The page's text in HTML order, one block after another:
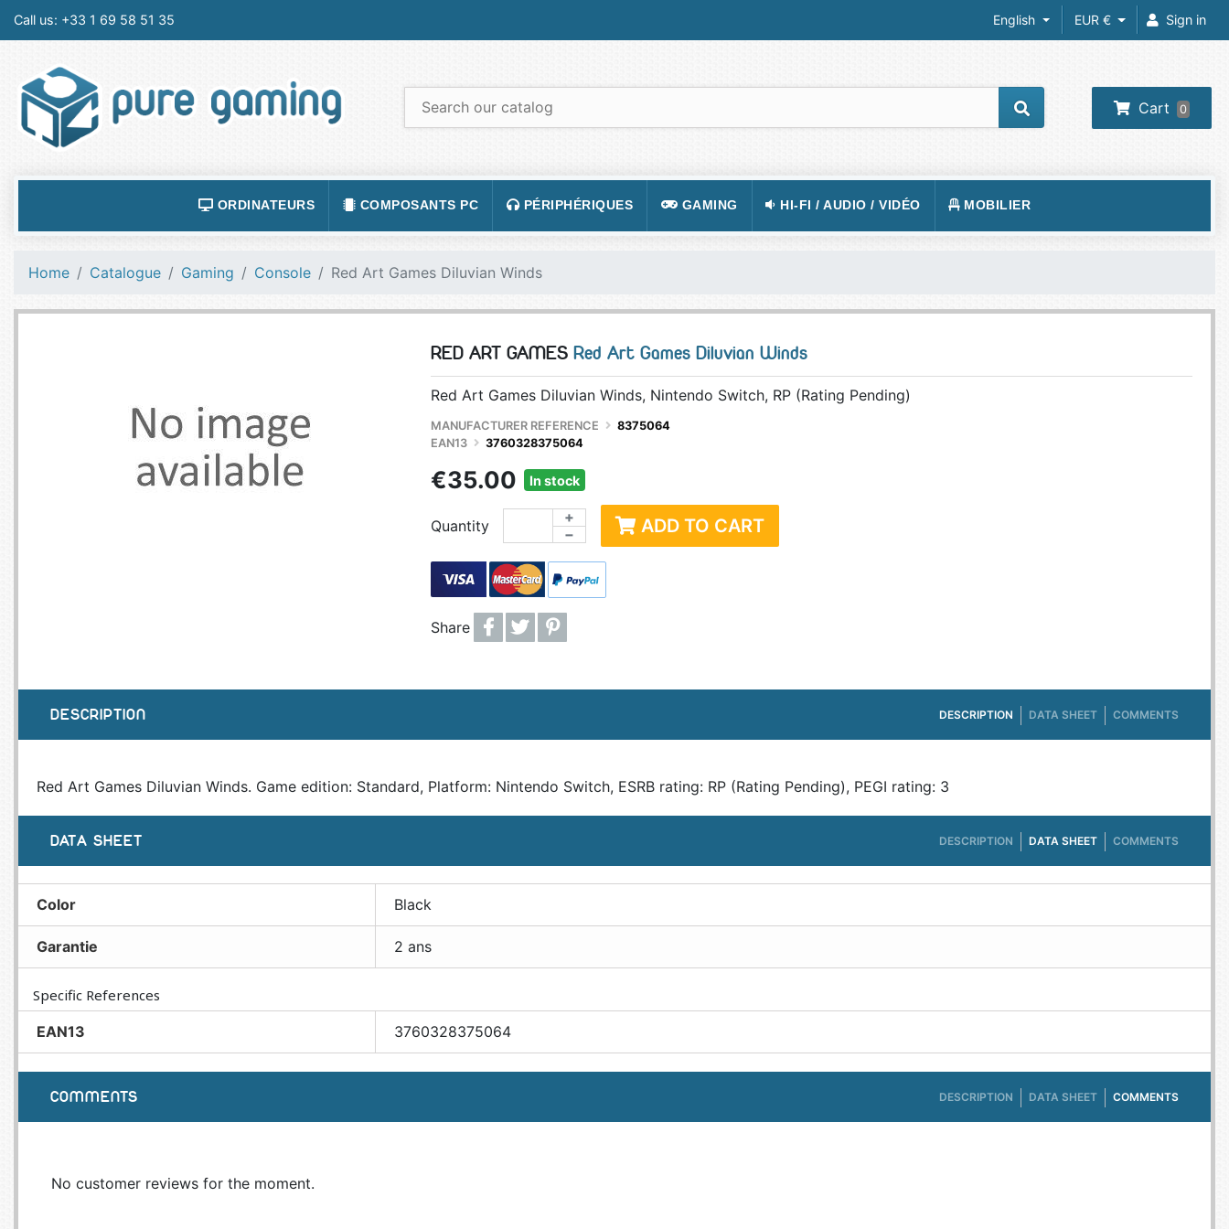
Call us: +33 1 69 58 51 35 English EUR € Sign in
Cart 0
ORDINATEURS
ACCESSOIRES ORDINATEURS PORTABLES
SERVEURS
BAGAGERIE
COMPOSANTS PC
ALIMENTATION
CARTE MÈRE
CARTE SON
CONNECTIQUES
DISQUE DUR
REFROIDISSEMENT WATERCOOLING
PÉRIPHÉRIQUES
CLAVIER
TAPIS DE SOURIS
ÉCRAN
ENCEINTES / HAUTS-PARLEURS
ACCESSOIRES STREAMING
WEBCAM
ROUTEUR, WIFI, RÉSEAU
ACCESSOIRES ET ADAPTATEURS RÉSEAUX
GAMING
FIGURINES JEU
LUNETTES POUR JOUEURS
HI-FI / AUDIO / VIDÉO
VIDÉO-PROJECTEUR
TÉLÉPHONE
MOBILIER
Home Catalogue Gaming Console Red Art Games Diluvian Winds
RED ART GAMES Red Art Games Diluvian Winds
Red Art Games Diluvian Winds, Nintendo Switch, RP (Rating Pending)
MANUFACTURER REFERENCE
8375064
EAN13
3760328375064
€35.00 In stock
Quantity −
+ ADD TO CART
Share
DESCRIPTION DESCRIPTION DATA SHEET COMMENTS
Red Art Games Diluvian Winds. Game edition: Standard, Platform: Nintendo Switch, ESRB rating: RP (Rating Pending), PEGI rating: 3
DATA SHEET DESCRIPTION DATA SHEET COMMENTS
Color Black
Garantie 2 ans
Specific References
EAN13
3760328375064
COMMENTS DESCRIPTION DATA SHEET COMMENTS
No customer reviews for the moment.